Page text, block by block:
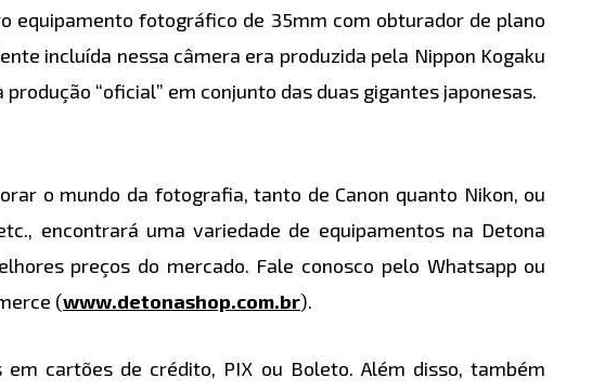
equipamento fotográfico de 35mm com obturador de plano
incluída nessa câmera era produzida pela Nippon Kogaku
produção “oficial” em conjunto das duas gigantes japonesas.
o mundo da fotografia, tanto de Canon quanto Nikon, ou
encontrará uma variedade de equipamentos na Detona
preços do mercado. Fale conosco pelo Whatsapp ou
(www.detonashop.com.br).
em cartões de crédito, PIX ou Boleto. Além disso, também